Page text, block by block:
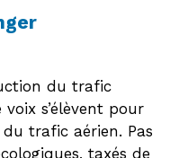
du trafic
s’élèvent pour
trafic aérien. Pas
taxés de